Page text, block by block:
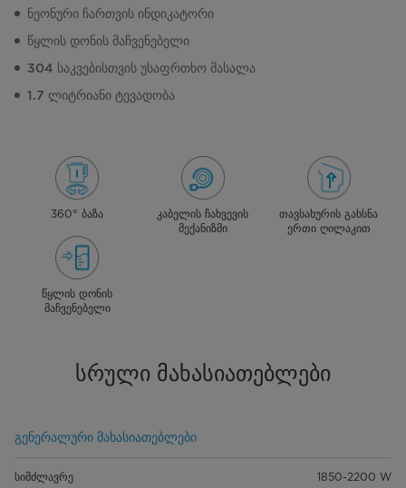
ნეონური ჩართვის ინდიკატორი
წყლის დონის მაჩვენებელი
304 საკვებისთვის უსაფრთხო მასალა
1.7 ლიტრიანი ტევადობა
360° ბაზა
კაბელის ჩახვევის
მექანიზმი
თავსახურის გახსნა
ერთი ღილაკით
წყლის დონის
მაჩვენებელი
სრული მახასიათებლები
გენერალური მახასიათებლები
სიმძლავრე 1850-2200 W